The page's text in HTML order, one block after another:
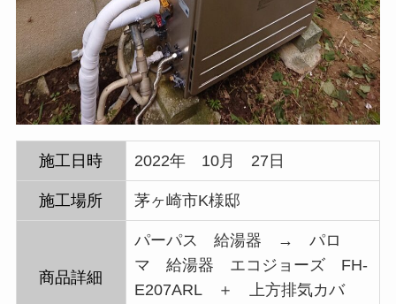
施工日時 2022年 10月 27日
施工場所 茅ヶ崎市K様邸
商品詳細
パーパス 給湯器 → パロ
マ 給湯器 エコジョーズ FH-
E207ARL ＋ 上方排気カバ